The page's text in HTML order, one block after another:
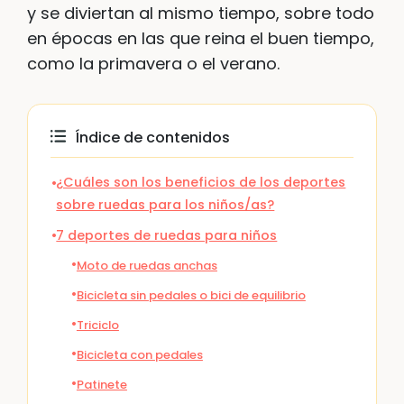
y se diviertan al mismo tiempo, sobre todo
en épocas en las que reina el buen tiempo,
como la primavera o el verano.
Índice de contenidos
¿Cuáles son los beneficios de los deportes
sobre ruedas para los niños/as?
7 deportes de ruedas para niños
Moto de ruedas anchas
Bicicleta sin pedales o bici de equilibrio
Triciclo
Bicicleta con pedales
Patinete